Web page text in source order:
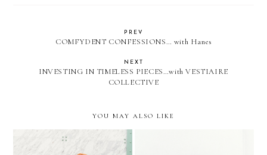
PREV
COMFYDENT CONFESSIONS… with Hanes
NEXT
INVESTING IN TIMELESS PIECES…with VESTIAIRE
COLLECTIVE
YOU MAY ALSO LIKE